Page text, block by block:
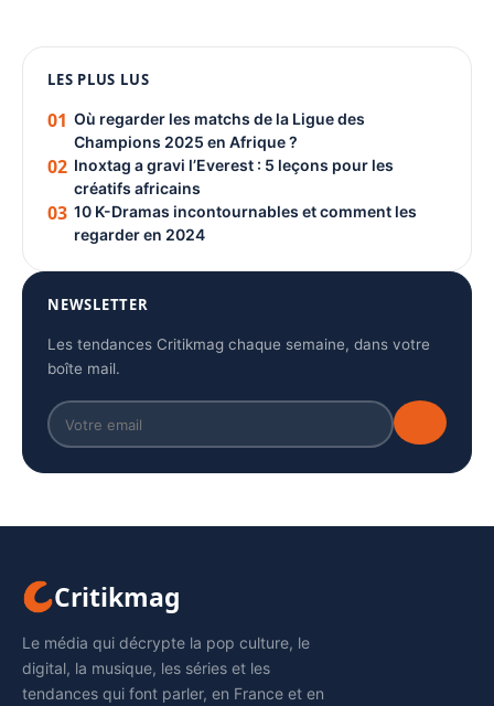
PUBLICITÉ
LES PLUS LUS
01 Où regarder les matchs de la Ligue des
Champions 2025 en Afrique ?
02 Inoxtag a gravi l’Everest : 5 leçons pour les
créatifs africains
03 10 K-Dramas incontournables et comment les
regarder en 2024
NEWSLETTER
Les tendances Critikmag chaque semaine, dans votre
boîte mail.
Critikmag
Le média qui décrypte la pop culture, le
digital, la musique, les séries et les
tendances qui font parler, en France et en